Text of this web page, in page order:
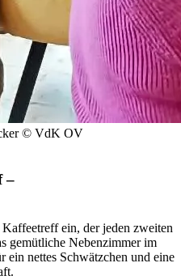
© VdK OV
–
ein, der jeden zweiten
gemütliche Nebenzimmer im
ein nettes Schwätzchen und eine